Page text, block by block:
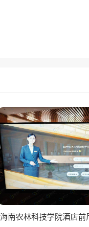
海南农林科技学院酒店前